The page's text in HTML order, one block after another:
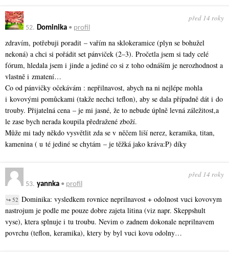
52. Dominika • profil
před 14 roky
zdravím, potřebuji poradit – vařím na sklokeramice (plyn se bohužel
nekoná) a chci si pořádit set pánviček (2–3). Pročetla jsem si tady celé
fórum, hledala jsem i jinde a jediné co si z toho odnáším je nerozhodnost a
vlastně i zmatení…
Co od pánvičky očekávám : nepřilnavost, abych na ni nejlépe mohla
i kovovými pomůckami (takže nechci teflon), aby se dala případně dát i do
trouby. Přijatelná cena – je mi jasné, že to nebude úplně levná záležitost,a
le zase bych nerada koupila předražené zboží.
Může mi tady někdo vysvětlit zda se v něčem liší nerez, keramika, titan,
kamenina ( u té jediné se chytám – je těžká jako kráva:P) díky
53. yannka • profil
před 14 roky
↪ 52 Dominika: vysledkem rovnice neprilnavost + odolnost vuci kovovym
nastrojum je podle me pouze dobre zajeta litina (viz napr. Skeppshult
vyse), ktera splnuje i tu troubu. Nevim o zadnem dokonale neprilnavem
povrchu (teflon, keramika), ktery by byl vuci kovu odolny…